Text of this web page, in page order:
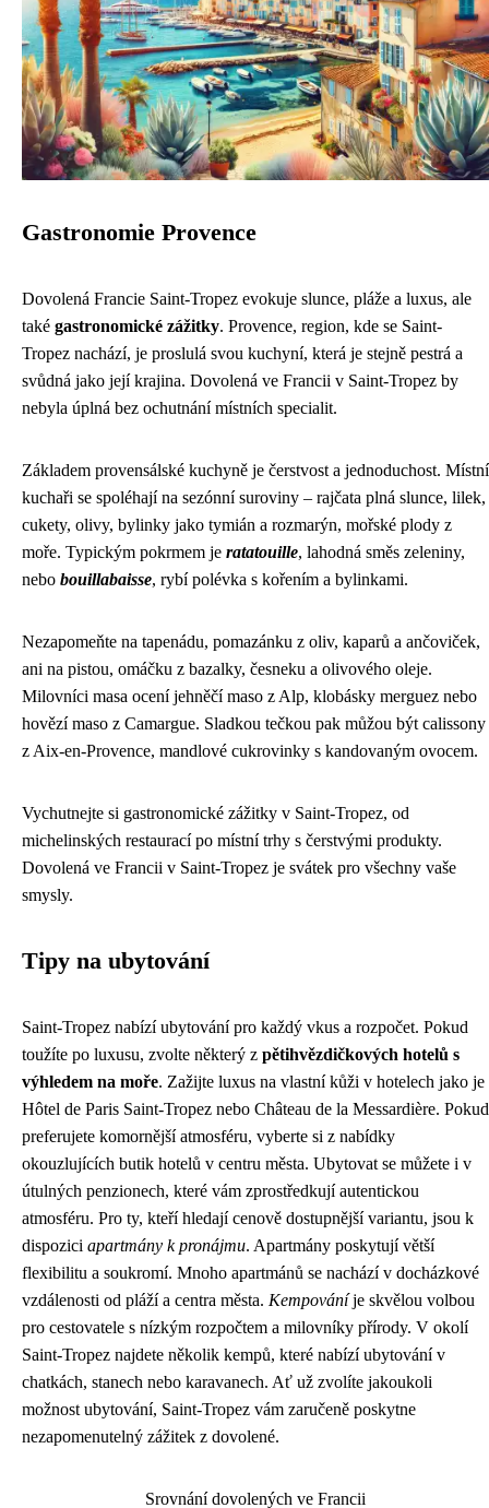
Gastronomie Provence
Dovolená Francie Saint-Tropez evokuje slunce, pláže a luxus, ale
také gastronomické zážitky. Provence, region, kde se Saint-
Tropez nachází, je proslulá svou kuchyní, která je stejně pestrá a
svůdná jako její krajina. Dovolená ve Francii v Saint-Tropez by
nebyla úplná bez ochutnání místních specialit.
Základem provensálské kuchyně je čerstvost a jednoduchost. Místní
kuchaři se spoléhají na sezónní suroviny – rajčata plná slunce, lilek,
cukety, olivy, bylinky jako tymián a rozmarýn, mořské plody z
moře. Typickým pokrmem je ratatouille, lahodná směs zeleniny,
nebo bouillabaisse, rybí polévka s kořením a bylinkami.
Nezapomeňte na tapenádu, pomazánku z oliv, kaparů a ančoviček,
ani na pistou, omáčku z bazalky, česneku a olivového oleje.
Milovníci masa ocení jehněčí maso z Alp, klobásky merguez nebo
hovězí maso z Camargue. Sladkou tečkou pak můžou být calissony
z Aix-en-Provence, mandlové cukrovinky s kandovaným ovocem.
Vychutnejte si gastronomické zážitky v Saint-Tropez, od
michelinských restaurací po místní trhy s čerstvými produkty.
Dovolená ve Francii v Saint-Tropez je svátek pro všechny vaše
smysly.
Tipy na ubytování
Saint-Tropez nabízí ubytování pro každý vkus a rozpočet. Pokud
toužíte po luxusu, zvolte některý z pětihvězdičkových hotelů s
výhledem na moře. Zažijte luxus na vlastní kůži v hotelech jako je
Hôtel de Paris Saint-Tropez nebo Château de la Messardière. Pokud
preferujete komornější atmosféru, vyberte si z nabídky
okouzlujících butik hotelů v centru města. Ubytovat se můžete i v
útulných penzionech, které vám zprostředkují autentickou
atmosféru. Pro ty, kteří hledají cenově dostupnější variantu, jsou k
dispozici apartmány k pronájmu. Apartmány poskytují větší
flexibilitu a soukromí. Mnoho apartmánů se nachází v docházkové
vzdálenosti od pláží a centra města. Kempováníje skvělou volbou
pro cestovatele s nízkým rozpočtem a milovníky přírody. V okolí
Saint-Tropez najdete několik kempů, které nabízí ubytování v
chatkách, stanech nebo karavanech. Ať už zvolíte jakoukoli
možnost ubytování, Saint-Tropez vám zaručeně poskytne
nezapomenutelný zážitek z dovolené.
Srovnání dovolených ve Francii